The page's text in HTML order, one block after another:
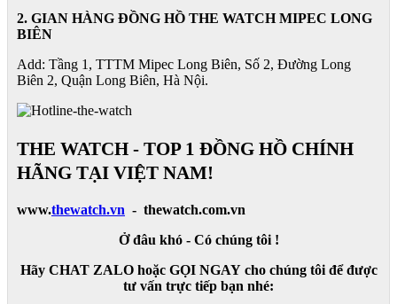
2. GIAN HÀNG ĐỒNG HỒ THE WATCHMIPEC LONG
BIÊN
Add: Tầng 1, TTTM Mipec Long Biên, Số 2, Đường Long
Biên 2, Quận Long Biên, Hà Nội.
THE WATCH - TOP 1 ĐỒNG HỒ CHÍNH
HÃNG TẠI VIỆT NAM!
www.thewatch.vn - thewatch.com.vn
Ở đâu khó - Có chúng tôi !
Hãy CHAT ZALO hoặc GỌI NGAY cho chúng tôi để được
tư vấn trực tiếp bạn nhé: